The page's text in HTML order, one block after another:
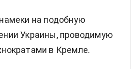
на подобную
Украины, проводимую
в Кремле.